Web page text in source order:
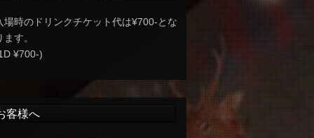
場時のドリンクチケット代は¥700-とな
ます。
¥700-)
客様へ